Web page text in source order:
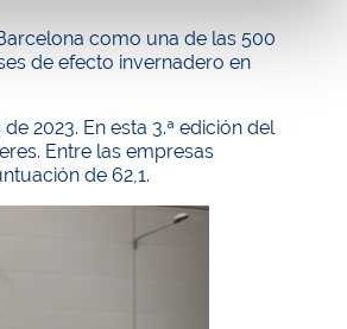
como una de las 500
de efecto invernadero en
2023. En esta 3.ª edición del
Entre las empresas
de 62,1.